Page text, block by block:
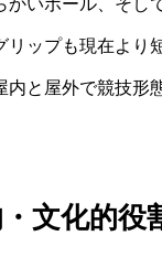
いボール、そし
ップも現在より
と屋外で競技形
文化的役